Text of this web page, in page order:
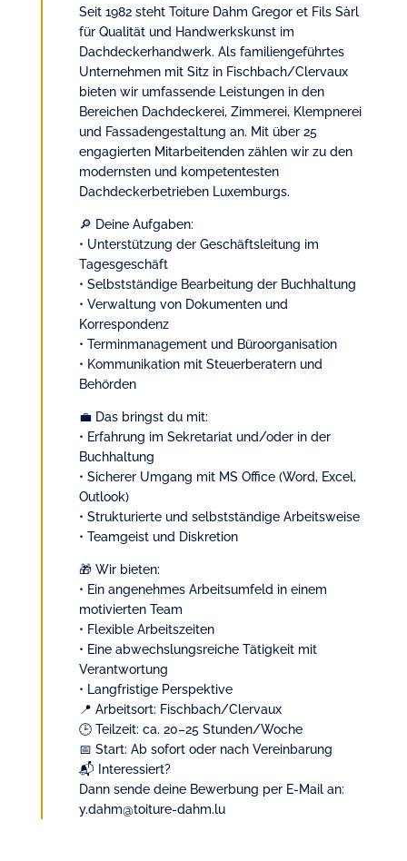
Seit 1982 steht Toiture Dahm Gregor et Fils Sàrl
für Qualität und Handwerkskunst im
Dachdeckerhandwerk. Als familiengeführtes
Unternehmen mit Sitz in Fischbach/Clervaux
bieten wir umfassende Leistungen in den
Bereichen Dachdeckerei, Zimmerei, Klempnerei
und Fassadengestaltung an. Mit über 25
engagierten Mitarbeitenden zählen wir zu den
modernsten und kompetentesten
Dachdeckerbetrieben Luxemburgs.
🔎 Deine Aufgaben:
• Unterstützung der Geschäftsleitung im
Tagesgeschäft
• Selbstständige Bearbeitung der Buchhaltung
• Verwaltung von Dokumenten und
Korrespondenz
• Terminmanagement und Büroorganisation
• Kommunikation mit Steuerberatern und
Behörden
💼 Das bringst du mit:
• Erfahrung im Sekretariat und/oder in der
Buchhaltung
• Sicherer Umgang mit MS Office (Word, Excel,
Outlook)
• Strukturierte und selbstständige Arbeitsweise
• Teamgeist und Diskretion
🎁 Wir bieten:
• Ein angenehmes Arbeitsumfeld in einem
motivierten Team
• Flexible Arbeitszeiten
• Eine abwechslungsreiche Tätigkeit mit
Verantwortung
• Langfristige Perspektive
📍 Arbeitsort: Fischbach/Clervaux
🕒 Teilzeit: ca. 20–25 Stunden/Woche
📅 Start: Ab sofort oder nach Vereinbarung
📬 Interessiert?
Dann sende deine Bewerbung per E-Mail an:
y.dahm@toiture-dahm.lu